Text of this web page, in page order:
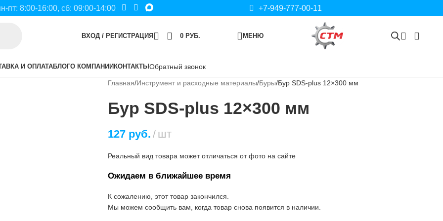
пт: 8:00-16:00, сб: 09:00-14:00 +7-949-777-00-11
ВХОД / РЕГИСТРАЦИЯ 0РУБ. МЕНЮ
И ОПЛАТАБЛОГО КОМПАНИИ КОНТАКТЫ Обратный звонок
Главная Инструмент и расходные материалы Буры Бур SDS-plus 12×300 мм
Бур SDS-plus 12×300 мм
127 руб. шт
Реальный вид товара может отличаться от фото на сайте
Ожидаем в ближайшее время
К сожалению, этот товар закончился.
Мы можем сообщить вам, когда товар снова появится в наличии.